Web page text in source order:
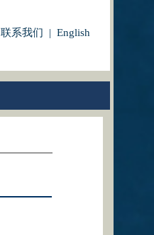
联系我们 | English